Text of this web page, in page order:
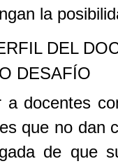
la
DEL
DESAFÍO
a docentes
que no dan
de que